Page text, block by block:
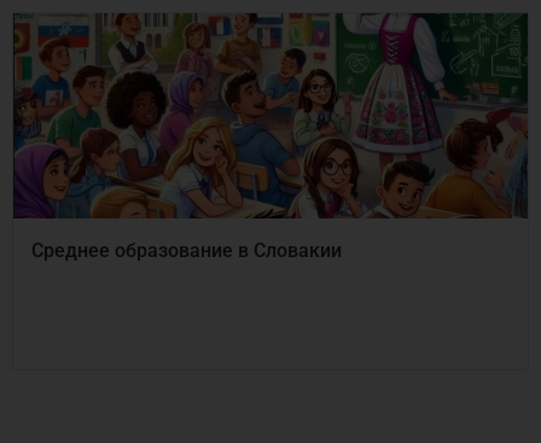
Среднее образование в Словакии